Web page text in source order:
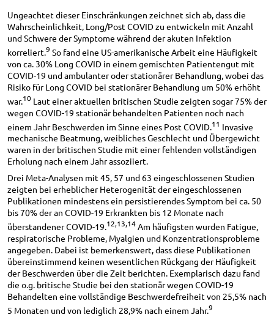
Ungeachtet dieser Einschränkungen zeichnet sich ab, dass die
Wahrscheinlichkeit, Long/Post COVID zu entwickeln mit Anzahl
und Schwere der Symptome während der akuten Infektion
korreliert.9 So fand eine US-amerikanische Arbeit eine Häufigkeit
von ca. 30% Long COVID in einem gemischten Patientengut mit
COVID-19 und ambulanter oder stationärer Behandlung, wobei das
Risiko für Long COVID bei stationärer Behandlung um 50% erhöht
war.10 Laut einer aktuellen britischen Studie zeigten sogar 75% der
wegen COVID-19 stationär behandelten Patienten noch nach
einem Jahr Beschwerden im Sinne eines Post COVID. 11 Invasive
mechanische Beatmung, weibliches Geschlecht und Übergewicht
waren in der britischen Studie mit einer fehlenden vollständigen
Erholung nach einem Jahr assoziiert.
Drei Meta-Analysen mit 45, 57 und 63 eingeschlossenen Studien
zeigten bei erheblicher Heterogenität der eingeschlossenen
Publikationen mindestens ein persistierendes Symptom bei ca. 50
bis 70% der an COVID-19 Erkrankten bis 12 Monate nach
überstandener COVID-19.12,13,14Am häufigsten wurden Fatigue,
respiratorische Probleme, Myalgien und Konzentrationsprobleme
angegeben. Dabei ist bemerkenswert, dass diese Publikationen
übereinstimmend keinen wesentlichen Rückgang der Häufigkeit
der Beschwerden über die Zeit berichten. Exemplarisch dazu fand
die o.g. britische Studie bei den stationär wegen COVID-19
Behandelten eine vollständige Beschwerdefreiheit von 25,5% nach
5 Monaten und von lediglich 28,9% nach einem Jahr.9